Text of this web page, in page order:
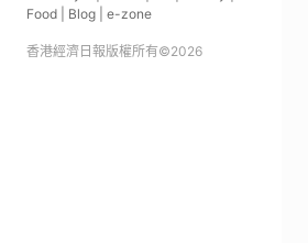
Food
Blog e-zone
香港經濟日報版權所有©2026